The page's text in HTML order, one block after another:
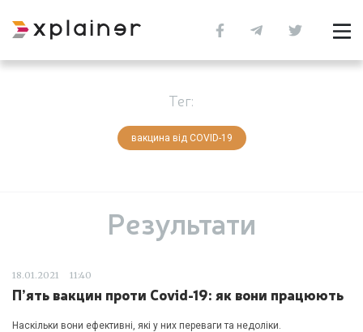
Тег:
вакцина від COVID-19
Результати
18.01.2021 11:40
П’ять вакцин проти Covid-19: як вони працюють
Наскільки вони ефективні, які у них переваги та недоліки.